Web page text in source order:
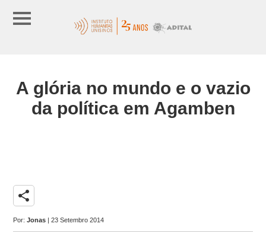
A glória no mundo e o vazio
da política em Agamben
share
Por:Jonas | 23 Setembro 2014